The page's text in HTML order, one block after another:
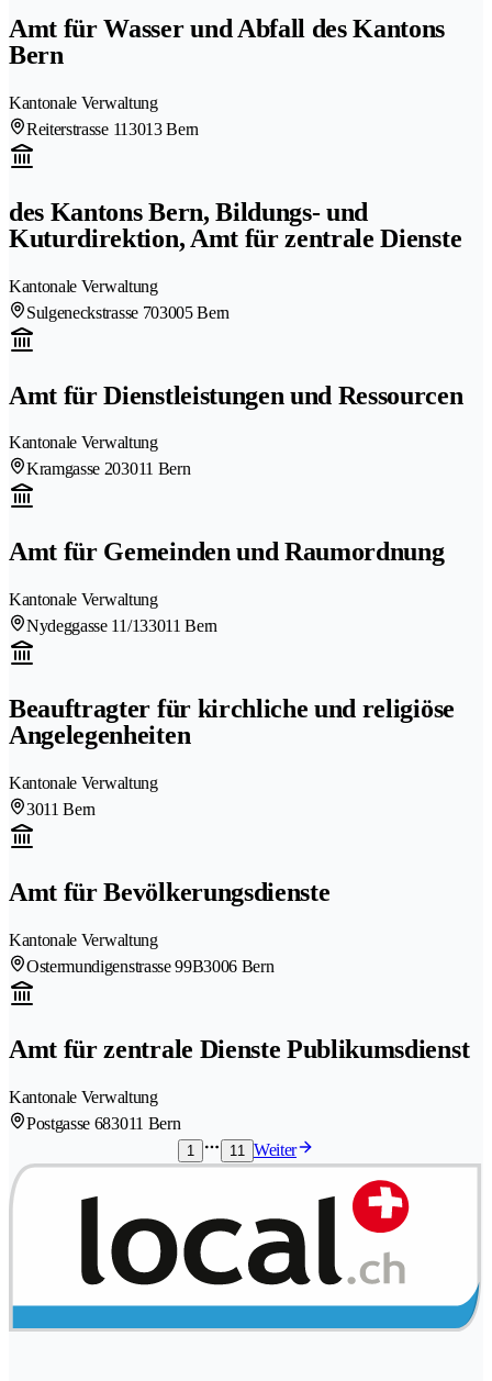
Amt für Wasser und Abfall des Kantons
Bern
Kantonale Verwaltung
Reiterstrasse 113013 Bern
des Kantons Bern, Bildungs- und
Kuturdirektion, Amt für zentrale Dienste
Kantonale Verwaltung
Sulgeneckstrasse 703005 Bern
Amt für Dienstleistungen und Ressourcen
Kantonale Verwaltung
Kramgasse 203011 Bern
Amt für Gemeinden und Raumordnung
Kantonale Verwaltung
Nydeggasse 11/133011 Bern
Beauftragter für kirchliche und religiöse
Angelegenheiten
Kantonale Verwaltung
3011 Bern
Amt für Bevölkerungsdienste
Kantonale Verwaltung
Ostermundigenstrasse 99B3006 Bern
Amt für zentrale Dienste Publikumsdienst
Kantonale Verwaltung
Postgasse 683011 Bern
1 11 Weiter